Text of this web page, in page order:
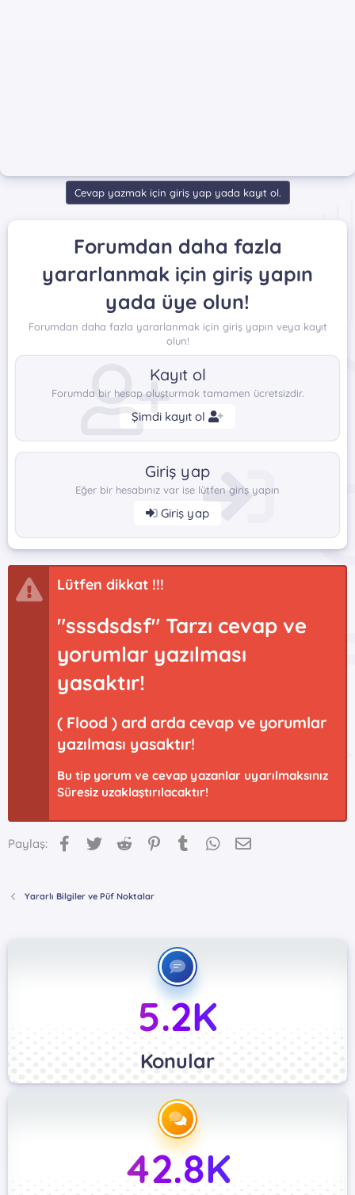
Cevap yazmak için giriş yap yada kayıt ol.
Forumdan daha fazla
yararlanmak için giriş yapın
yada üye olun!
Forumdan daha fazla yararlanmak için giriş yapın veya kayıt
olun!
Kayıt ol
Forumda bir hesap oluşturmak tamamen ücretsizdir.
Şimdi kayıt ol
Giriş yap
Eğer bir hesabınız var ise lütfen giriş yapın
Giriş yap
Lütfen dikkat !!!
"sssdsdsf" Tarzı cevap ve
yorumlar yazılması
yasaktır!
( Flood ) ard arda cevap ve yorumlar
yazılması yasaktır!
Bu tip yorum ve cevap yazanlar uyarılmaksınız
Süresiz uzaklaştırılacaktır!
Paylaş: Facebook
Twitter Reddit PinterestTumblr WhatsApp
Yararlı Bilgiler ve Püf Noktalar
5.2K
Konular
42.8K